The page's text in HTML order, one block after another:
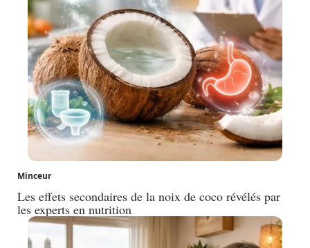
Minceur
Les effets secondaires de la noix de coco révélés par
les experts en nutrition